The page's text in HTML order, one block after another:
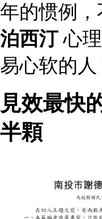
年的惯例
泊西汀心
易心软的
見效最快
半顆